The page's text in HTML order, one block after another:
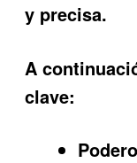
y precisa.
A
clave: